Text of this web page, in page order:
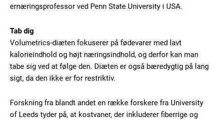
ernæringsprofessor ved Penn State University i USA.
Tab dig
Volumetrics-diæten fokuserer på fødevarer med lavt
kalorieindhold og højt næringsindhold, og derfor kan man
tabe sig ved at følge den. Diæten er også bæredygtig på lang
sigt, da den ikke er for restriktiv.
Forskning fra blandt andet en række forskere fra University
of Leeds tyder på, at kostvaner, der inkluderer fiberrige og